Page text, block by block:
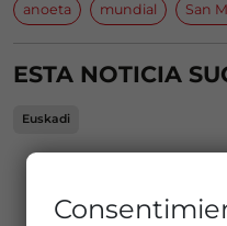
anoeta mundial San
ESTA NOTICIA
Euskadi